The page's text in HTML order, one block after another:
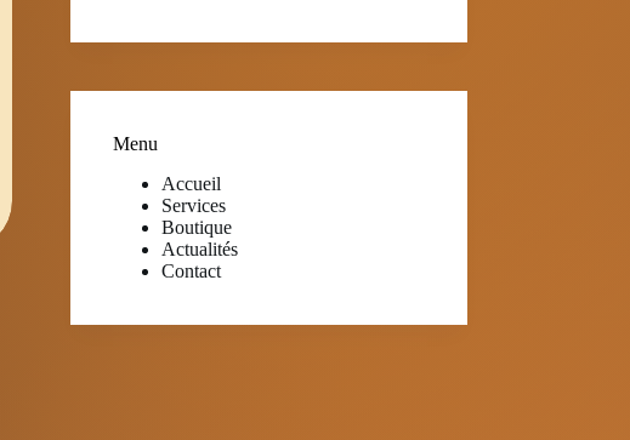
Menu
Accueil
Services
Boutique
Actualités
Contact